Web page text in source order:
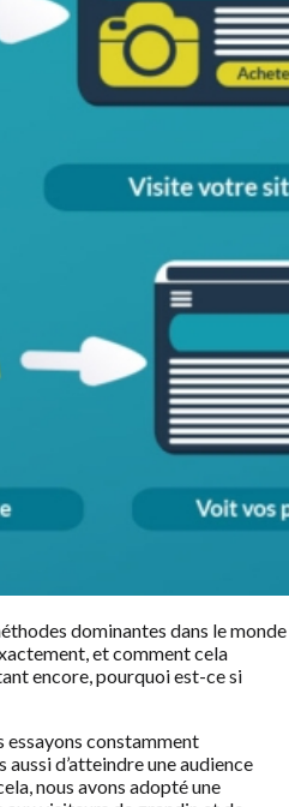
dominantes dans le monde
et comment cela
encore, pourquoi est-ce si
essayons constamment
d’atteindre une audience
nous avons adopté une